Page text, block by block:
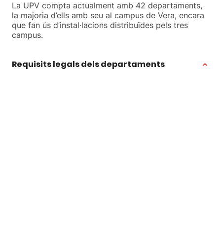
La UPV compta actualment amb 42 departaments,
la majoria d’ells amb seu al campus de Vera, encara
que fan ús d’instal·lacions distribuïdes pels tres
campus.
Requisits legals dels departaments